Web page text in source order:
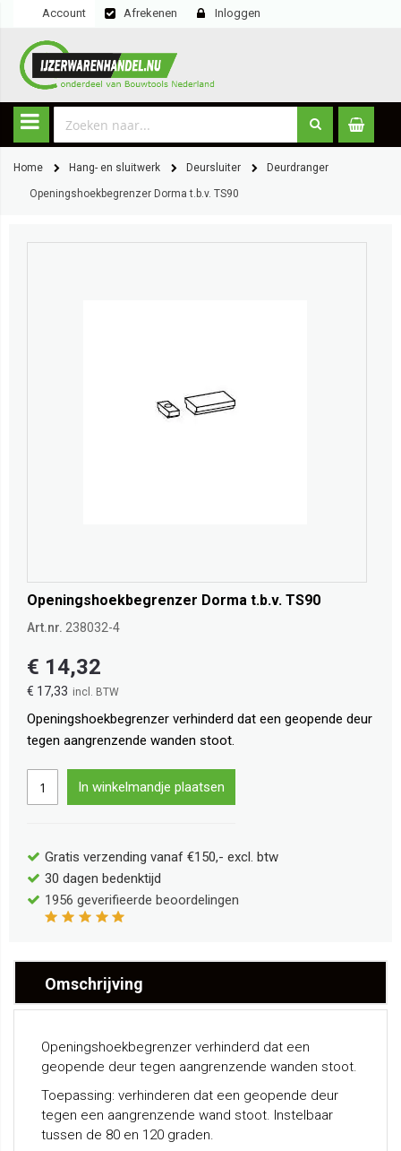
Account Afrekenen Inloggen
Home Hang- en sluitwerk Deursluiter Deurdranger
Openingshoekbegrenzer Dorma t.b.v. TS90
Openingshoekbegrenzer Dorma t.b.v. TS90
Art.nr. 238032-4
€ 17,33
€ 14,32
Openingshoekbegrenzer verhinderd dat een geopende deur
tegen aangrenzende wanden stoot.
In winkelmandje plaatsen
Gratis verzending vanaf €150,- excl. btw
30 dagen bedenktijd
1956 geverifieerde beoordelingen
Omschrijving
Openingshoekbegrenzer verhinderd dat een
geopende deur tegen aangrenzende wanden stoot.
Toepassing: verhinderen dat een geopende deur
tegen een aangrenzende wand stoot. Instelbaar
tussen de 80 en 120 graden.